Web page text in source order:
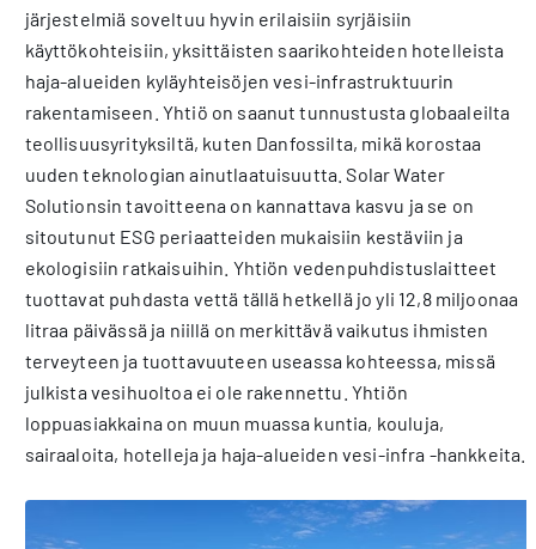
järjestelmiä soveltuu hyvin erilaisiin syrjäisiin
käyttökohteisiin, yksittäisten saarikohteiden hotelleista
haja-alueiden kyläyhteisöjen vesi-infrastruktuurin
rakentamiseen. Yhtiö on saanut tunnustusta globaaleilta
teollisuusyrityksiltä, kuten Danfossilta, mikä korostaa
uuden teknologian ainutlaatuisuutta. Solar Water
Solutionsin tavoitteena on kannattava kasvu ja se on
sitoutunut ESG periaatteiden mukaisiin kestäviin ja
ekologisiin ratkaisuihin. Yhtiön vedenpuhdistuslaitteet
tuottavat puhdasta vettä tällä hetkellä jo yli 12,8 miljoonaa
litraa päivässä ja niillä on merkittävä vaikutus ihmisten
terveyteen ja tuottavuuteen useassa kohteessa, missä
julkista vesihuoltoa ei ole rakennettu. Yhtiön
loppuasiakkaina on muun muassa kuntia, kouluja,
sairaaloita, hotelleja ja haja-alueiden vesi-infra -hankkeita.